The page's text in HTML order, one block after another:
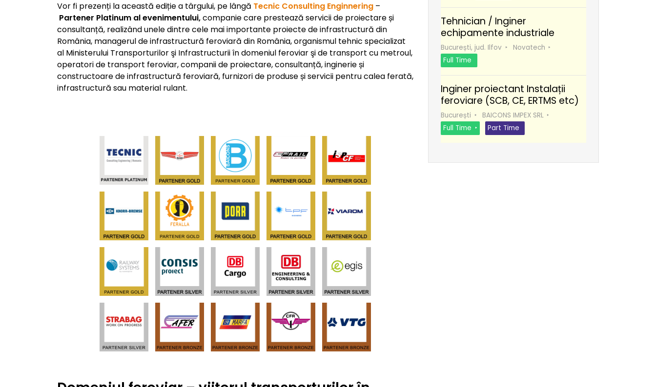
Vor fi prezenți la această ediție a târgului, pe lângă Tecnic Consulting Enginnering –
Partener Platinum al evenimentului,companie care prestează servicii de proiectare și
consultanță, realizând unele dintre cele mai importante proiecte de infrastructură din
România, managerul de infrastructură feroviară din România, organismul tehnic specializat
al Ministerului Transporturilor şi Infrastructuriiîn domeniul feroviar şi de transport cu metroul,
operatori de transport feroviar, companii de proiectare, consultanță, inginerie și
constructoare de infrastructură feroviară, furnizori de produse și servicii pentru calea ferată,
infrastructură sau material rulant.
Tehnician / Inginer
echipamente industriale
București, jud. Ilfov
Novatech
Full Time
Inginer proiectant Instalații
feroviare (SCB, CE, ERTMS etc)
București
BAICONS IMPEX SRL
Full Time
Part Time